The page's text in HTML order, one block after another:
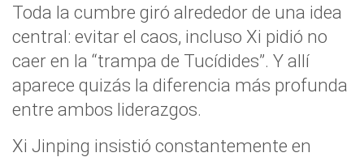
Toda la cumbre giró alrededor de una idea
central: evitar el caos, incluso Xi pidió no
caer en la “trampa de Tucídides”. Y allí
aparece quizás la diferencia más profunda
entre ambos liderazgos.
Xi Jinping insistió constantemente en